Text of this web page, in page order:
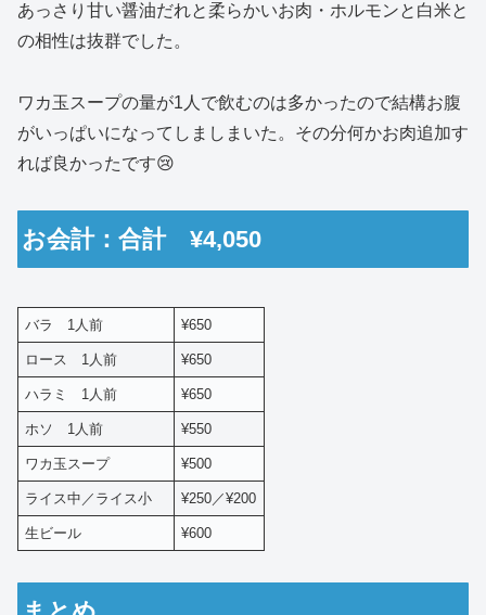
あっさり甘い醤油だれと柔らかいお肉・ホルモンと白米と
の相性は抜群でした。
ワカ玉スープの量が1人で飲むのは多かったので結構お腹
がいっぱいになってしましまいた。その分何かお肉追加す
れば良かったです😢
お会計：合計 ¥4,050
バラ 1人前 ¥650
ロース 1人前 ¥650
ハラミ 1人前 ¥650
ホソ 1人前 ¥550
ワカ玉スープ ¥500
ライス中／ライス小 ¥250／¥200
生ビール ¥600